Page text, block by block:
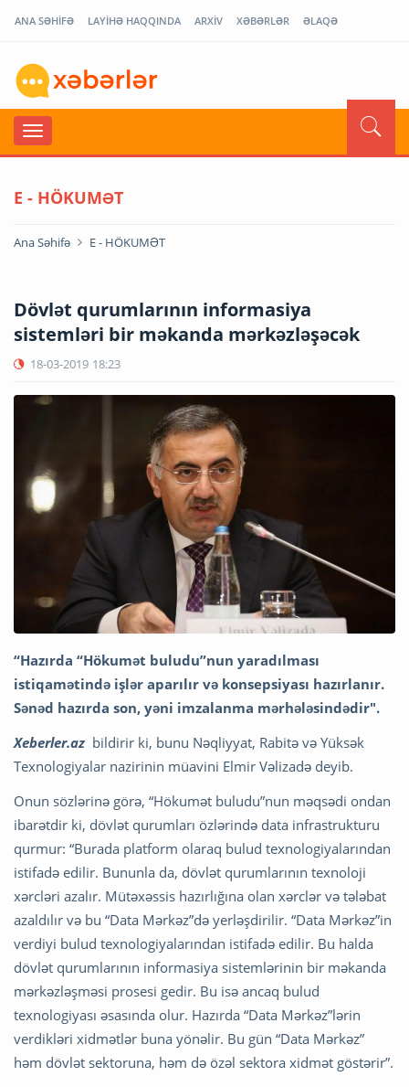
ANA SƏHİFƏ LAYİHƏ HAQQINDA ARXİV XƏBƏRLƏR ƏLAQƏ
E - HÖKUMƏT
Ana Səhifə E - HÖKUMƏT
Dövlət qurumlarının informasiya
sistemləri bir məkanda mərkəzləşəcək
18-03-2019 18:23
“Hazırda “Hökumət buludu”nun yaradılması
istiqamətində işlər aparılır və konsepsiyası hazırlanır.
Sənəd hazırda son, yəni imzalanma mərhələsindədir".
Xeberler.az bildirir ki, bunu Nəqliyyat, Rabitə və Yüksək
Texnologiyalar nazirinin müavini Elmir Vəlizadə deyib.
Onun sözlərinə görə, “Hökumət buludu”nun məqsədi ondan
ibarətdir ki, dövlət qurumları özlərində data infrastrukturu
qurmur: “Burada platform olaraq bulud texnologiyalarından
istifadə edilir. Bununla da, dövlət qurumlarının texnoloji
xərcləri azalır. Mütəxəssis hazırlığına olan xərclər və tələbat
azaldılır və bu “Data Mərkəz”də yerləşdirilir. “Data Mərkəz”in
verdiyi bulud texnologiyalarından istifadə edilir. Bu halda
dövlət qurumlarının informasiya sistemlərinin bir məkanda
mərkəzləşməsi prosesi gedir. Bu isə ancaq bulud
texnologiyası əsasında olur. Hazırda “Data Mərkəz”lərin
verdikləri xidmətlər buna yönəlir. Bu gün “Data Mərkəz”
həm dövlət sektoruna, həm də özəl sektora xidmət göstərir”.